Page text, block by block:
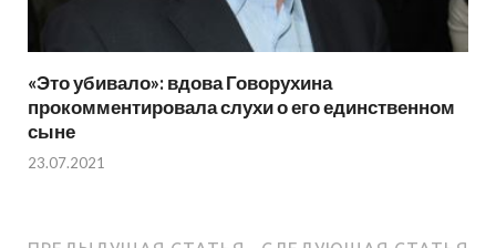
«Это убивало»: вдова Говорухина
прокомментировала слухи о его единственном
сыне
23.07.2021